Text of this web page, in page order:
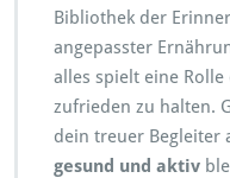
Bibliothek der
angepasster
alles spielt eine
zufrieden zu halten.
dein treuer Begleiter
gesund und aktiv